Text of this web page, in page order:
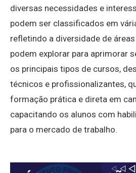
diversas necessidades e
podem ser classificados em
refletindo a diversidade de
podem explorar para aprimorar
os principais tipos de cursos,
técnicos e profissionalizantes,
formação prática e direta em
capacitando os alunos com
para o mercado de trabalho.